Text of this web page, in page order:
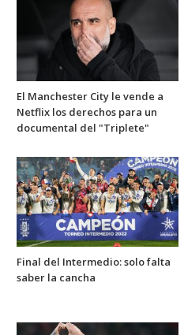
El Manchester City le vende a
Netflix los derechos para un
documental del "Triplete"
Final del Intermedio: solo falta
saber la cancha